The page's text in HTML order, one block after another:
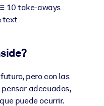
10 take-aways
text
pero con las
adecuados,
puede ocurrir.